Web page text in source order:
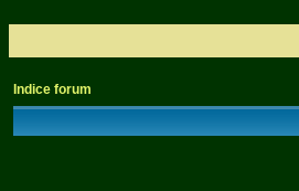
Indice forum